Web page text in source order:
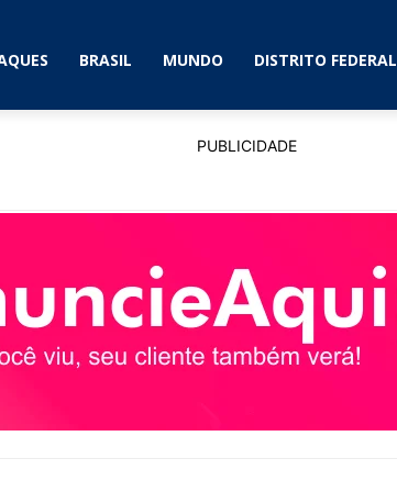
BRASIL MUNDO DISTRITO FEDERAL
PUBLICIDADE